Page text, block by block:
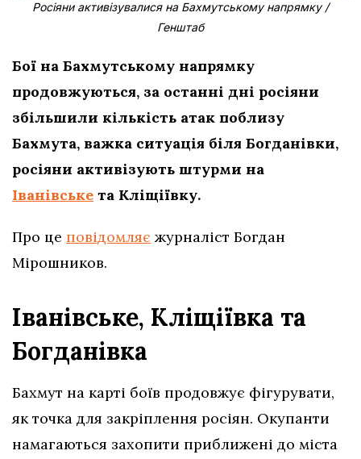
Росіяни активізувалися на Бахмутському напрямку /
Генштаб
Бої на Бахмутському напрямку
продовжуються, за останні дні росіяни
збільшили кількість атак поблизу
Бахмута, важка ситуація біля Богданівки,
росіяни активізують штурми на
Іванівське та Кліщіївку.
Про це повідомляє журналіст Богдан
Мірошников.
Іванівське, Кліщіївка та
Богданівка
Бахмут на карті боїв продовжує фігурувати,
як точка для закріплення росіян. Окупанти
намагаються захопити приближені до міста